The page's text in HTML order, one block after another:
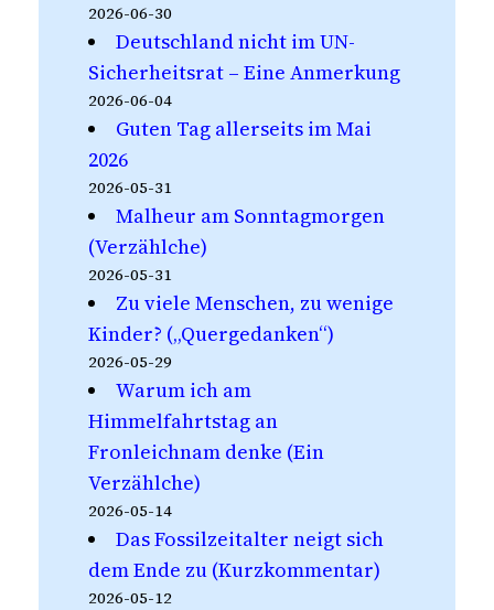
2026-06-30
Deutschland nicht im UN-
Sicherheitsrat – Eine Anmerkung
2026-06-04
Guten Tag allerseits im Mai
2026
2026-05-31
Malheur am Sonntagmorgen
(Verzählche)
2026-05-31
Zu viele Menschen, zu wenige
Kinder? („Quergedanken“)
2026-05-29
Warum ich am
Himmelfahrtstag an
Fronleichnam denke (Ein
Verzählche)
2026-05-14
Das Fossilzeitalter neigt sich
dem Ende zu (Kurzkommentar)
2026-05-12